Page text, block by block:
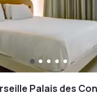
Palais des